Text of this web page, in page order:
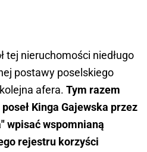
tej nieruchomości niedługo
postawy poselskiego
afera. Tym razem
Kinga Gajewska przez
wpisać wspomnianą
rejestru korzyści